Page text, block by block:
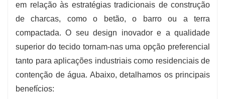
em relação às estratégias tradicionais de construção
de charcas, como o betão, o barro ou a terra
compactada. O seu design inovador e a qualidade
superior do tecido tornam-nas uma opção preferencial
tanto para aplicações industriais como residenciais de
contenção de água. Abaixo, detalhamos os principais
benefícios: